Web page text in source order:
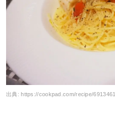
出典:https://cookpad.com/recipe/6913461